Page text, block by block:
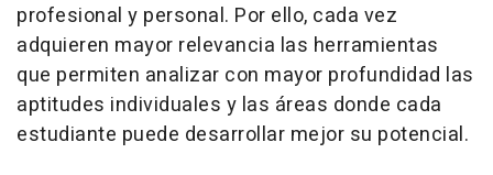
profesional y personal. Por ello, cada vez
adquieren mayor relevancia las herramientas
que permiten analizar con mayor profundidad las
aptitudes individuales y las áreas donde cada
estudiante puede desarrollar mejor su potencial.